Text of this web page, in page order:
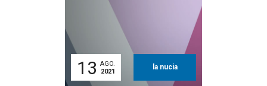
13 AGO.
2021
la nucia